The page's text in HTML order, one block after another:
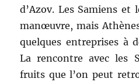
d’Azov. Les Samiens
manœuvre, mais
quelques entreprises à
La rencontre avec les
fruits que l’on peut